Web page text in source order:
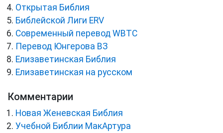
Открытая Библия
Библейской Лиги ERV
Cовременный перевод WBTC
Перевод Юнгерова ВЗ
Елизаветинская Библия
Елизаветинская на русском
Комментарии
Новая Женевская Библия
Учебной Библии МакАртура